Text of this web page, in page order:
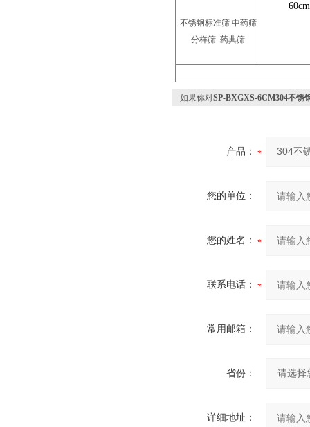
不锈钢标准筛 中药筛
分样筛 药典筛
60cm
如果你对SP-BXGXS-6CM304不锈
产品：
您的单位：
您的姓名：
联系电话：
常用邮箱：
省份：
详细地址：